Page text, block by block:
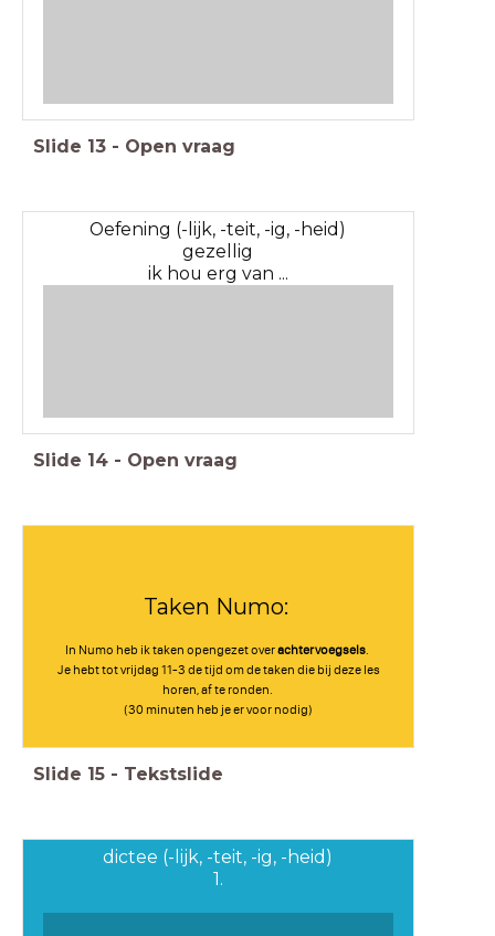
Slide 13 - Open vraag
Oefening (-lijk, -teit, -ig, -heid)
gezellig
ik hou erg van ...
Slide 14 - Open vraag
Taken Numo:
In Numo heb ik taken opengezet overachtervoegsels
Je hebt tot vrijdag 11-3 de tijd om de taken die bij deze les
horen, af te ronden.
(30 minuten heb je er voor nodig)
Slide 15 - Tekstslide
dictee (-lijk, -teit, -ig, -heid)
1.